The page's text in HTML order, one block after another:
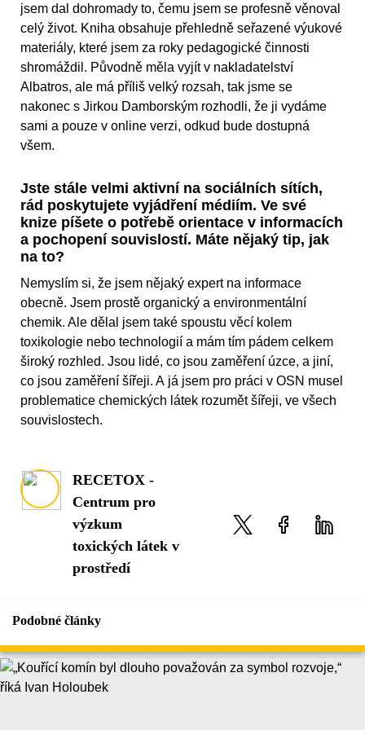
jsem dal dohromady to, čemu jsem se profesně věnoval
celý život. Kniha obsahuje přehledně seřazené výukové
materiály, které jsem za roky pedagogické činnosti
shromáždil. Původně měla vyjít v nakladatelství
Albatros, ale má příliš velký rozsah, tak jsme se
nakonec s Jirkou Damborským rozhodli, že ji vydáme
sami a pouze v online verzi, odkud bude dostupná
všem.
Jste stále velmi aktivní na sociálních sítích,
rád poskytujete vyjádření médiím. Ve své
knize píšete o potřebě orientace v informacích
a pochopení souvislostí. Máte nějaký tip, jak
na to?
Nemyslím si, že jsem nějaký expert na informace
obecně. Jsem prostě organický a environmentální
chemik. Ale dělal jsem také spoustu věcí kolem
toxikologie nebo technologií a mám tím pádem celkem
široký rozhled. Jsou lidé, co jsou zaměření úzce, a jiní,
co jsou zaměření šířeji. A já jsem pro práci v OSN musel
problematice chemických látek rozumět šířeji, ve všech
souvislostech.
RECETOX -
Centrum pro
výzkum
toxických látek v
prostředí
Podobné články